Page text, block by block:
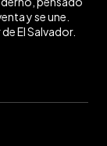
y se une.
El Salvador.